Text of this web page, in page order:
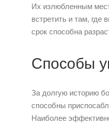
Их излюбленным
встретить и там, где
срок способна
Способы
За долгую историю
способны
Наиболее